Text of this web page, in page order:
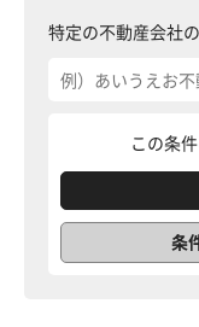
特定の不動産会社
この条
条